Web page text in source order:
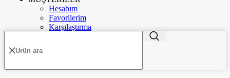
Hesabım
Favorilerim
Karşılaştırma
ME'VA GÜMÜŞ VE TAKI
TİCARET UYGULAMALARI.